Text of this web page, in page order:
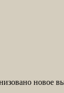
новое